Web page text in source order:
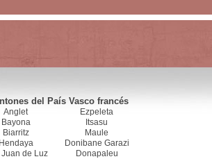
del País Vasco francés
Anglet
Bayona
Biarritz
Hendaya
de Luz
Ezpeleta
Itsasu
Maule
Donibane Garazi
Donapaleu